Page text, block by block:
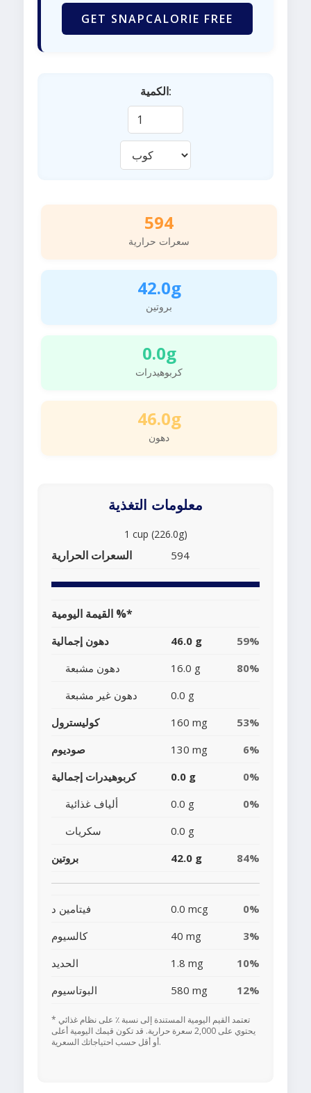
GET SNAPCALORIE FREE
الكمية:
594
سعرات حرارية
42.0g
بروتين
0.0g
كربوهيدرات
46.0g
دهون
معلومات التغذية
1 cup (226.0g)
السعرات الحرارية 594
القيمة اليومية %*
دهون إجمالية 46.0 g
59%
دهون مشبعة
16.0 g
80%
دهون غير مشبعة
0.0 g
كوليسترول
160 mg
53%
صوديوم
130 mg
6%
كربوهيدرات إجمالية
0.0 g
0%
ألياف غذائية
0.0 g
0%
سكريات
0.0 g
بروتين
42.0 g 84%
فيتامين د 0.0 mcg
0%
كالسيوم
40 mg
3%
الحديد
1.8 mg
10%
البوتاسيوم
580 mg 12%
* تعتمد القيم اليومية المستندة إلى نسبة ٪ على نظام غذائي
يحتوي على 2,000 سعرة حرارية. قد تكون قيمك اليومية أعلى
أو أقل حسب احتياجاتك السعرية.